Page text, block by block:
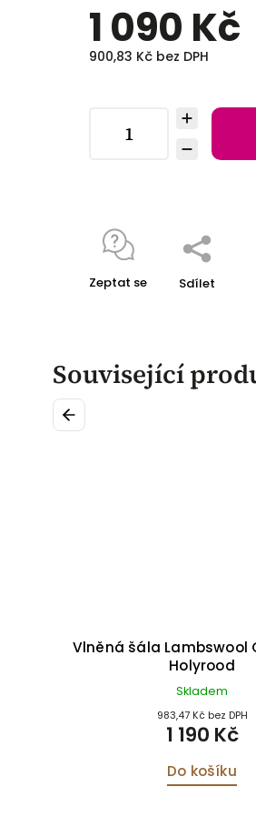
1 090 Kč
900,83 Kč bez DPH
Zeptat se Sdílet
Související
Previous
Vlněná šála Lambswool
Holyrood
Skladem
983,47 Kč bez DPH
1 190 Kč
Do košíku